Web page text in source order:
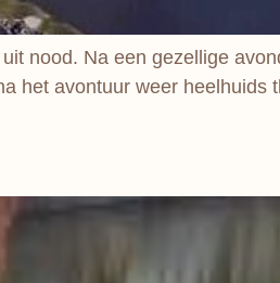
nood. Na een gezellige
het avontuur weer